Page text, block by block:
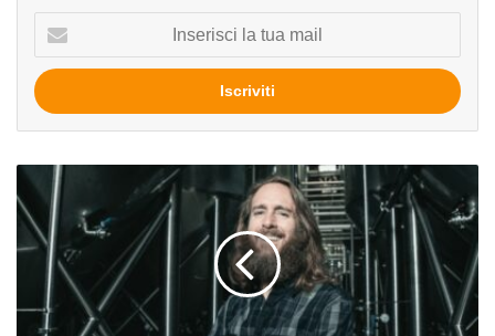
tua
mail
Stone
Brewing
evolution:
intervista
Koch